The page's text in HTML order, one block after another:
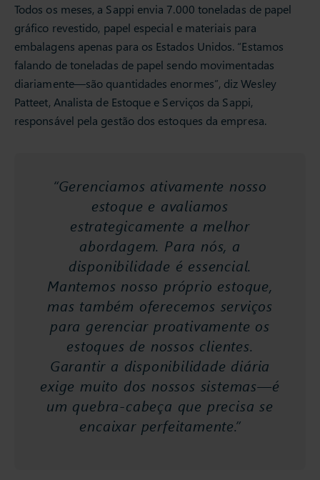
Todos os meses, a Sappi envia 7.000 toneladas de papel
gráfico revestido, papel especial e materiais para
embalagens apenas para os Estados Unidos. “Estamos
falando de toneladas de papel sendo movimentadas
diariamente—são quantidades enormes”, diz Wesley
Patteet, Analista de Estoque e Serviços da Sappi,
responsável pela gestão dos estoques da empresa.
“Gerenciamos ativamente nosso
estoque e avaliamos
estrategicamente a melhor
abordagem. Para nós, a
disponibilidade é essencial.
Mantemos nosso próprio estoque,
mas também oferecemos serviços
para gerenciar proativamente os
estoques de nossos clientes.
Garantir a disponibilidade diária
exige muito dos nossos sistemas—é
um quebra-cabeça que precisa se
encaixar perfeitamente.”